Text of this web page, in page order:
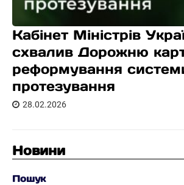
Кабінет Міністрів
схвалив Дорожню
реформування
протезування
28.02.2026
Новини
Пошук